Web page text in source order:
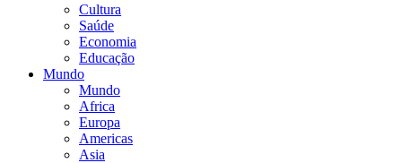
Cultura
Saúde
Economia
Educação
Mundo
Mundo
Africa
Europa
Americas
Asia